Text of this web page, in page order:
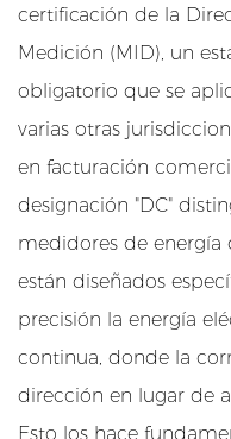
De Una Sola Fase
De Tres Fases
Una Sola Fase
Fase
u
n
m
d
i
d
o
r
e
n
certificación de la
Medición (MID), un
obligatorio que se
varias otras
en facturación
designación "DC"
medidores de energía
están diseñados
precisión la energía
continua, donde la
dirección en lugar de
Esto los hace